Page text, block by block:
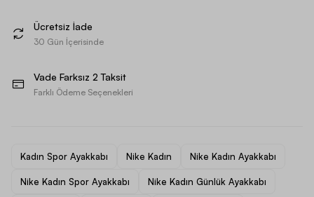
Ücretsiz İade
30 Gün İçerisinde
Vade Farksız 2 Taksit
Farklı Ödeme Seçenekleri
Kadın Spor Ayakkabı Nike Kadın Nike Kadın Ayakkabı
Nike Kadın Spor Ayakkabı Nike Kadın Günlük Ayakkabı